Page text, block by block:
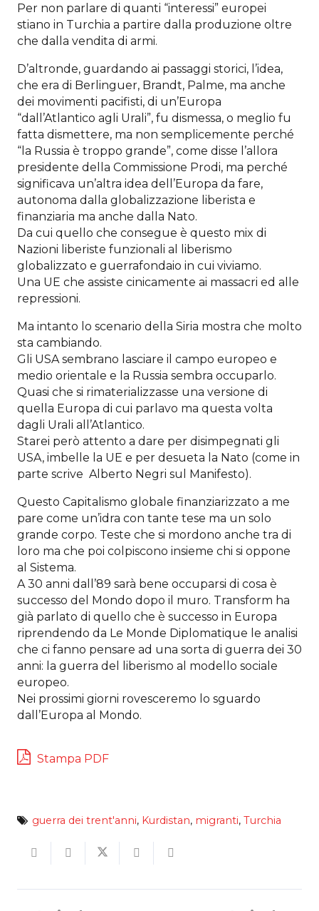
Per non parlare di quanti “interessi” europei
stiano in Turchia a partire dalla produzione oltre
che dalla vendita di armi.
D’altronde, guardando ai passaggi storici, l’idea,
che era di Berlinguer, Brandt, Palme, ma anche
dei movimenti pacifisti, di un’Europa
“dall’Atlantico agli Urali”, fu dismessa, o meglio fu
fatta dismettere, ma non semplicemente perché
“la Russia è troppo grande”, come disse l’allora
presidente della Commissione Prodi, ma perché
significava un’altra idea dell’Europa da fare,
autonoma dalla globalizzazione liberista e
finanziaria ma anche dalla Nato.
Da cui quello che consegue è questo mix di
Nazioni liberiste funzionali al liberismo
globalizzato e guerrafondaio in cui viviamo.
Una UE che assiste cinicamente ai massacri ed alle
repressioni.
Ma intanto lo scenario della Siria mostra che molto
sta cambiando.
Gli USA sembrano lasciare il campo europeo e
medio orientale e la Russia sembra occuparlo.
Quasi che si rimaterializzasse una versione di
quella Europa di cui parlavo ma questa volta
dagli Urali all’Atlantico.
Starei però attento a dare per disimpegnati gli
USA, imbelle la UE e per desueta la Nato (come in
parte scrive Alberto Negri sul Manifesto).
Questo Capitalismo globale finanziarizzato a me
pare come un’idra con tante tese ma un solo
grande corpo. Teste che si mordono anche tra di
loro ma che poi colpiscono insieme chi si oppone
al Sistema.
A 30 anni dall’89 sarà bene occuparsi di cosa è
successo del Mondo dopo il muro. Transform ha
già parlato di quello che è successo in Europa
riprendendo da Le Monde Diplomatique le analisi
che ci fanno pensare ad una sorta di guerra dei 30
anni: la guerra del liberismo al modello sociale
europeo.
Nei prossimi giorni rovesceremo lo sguardo
dall’Europa al Mondo.
Stampa PDF
guerra dei trent'anni, Kurdistan, migranti, Turchia